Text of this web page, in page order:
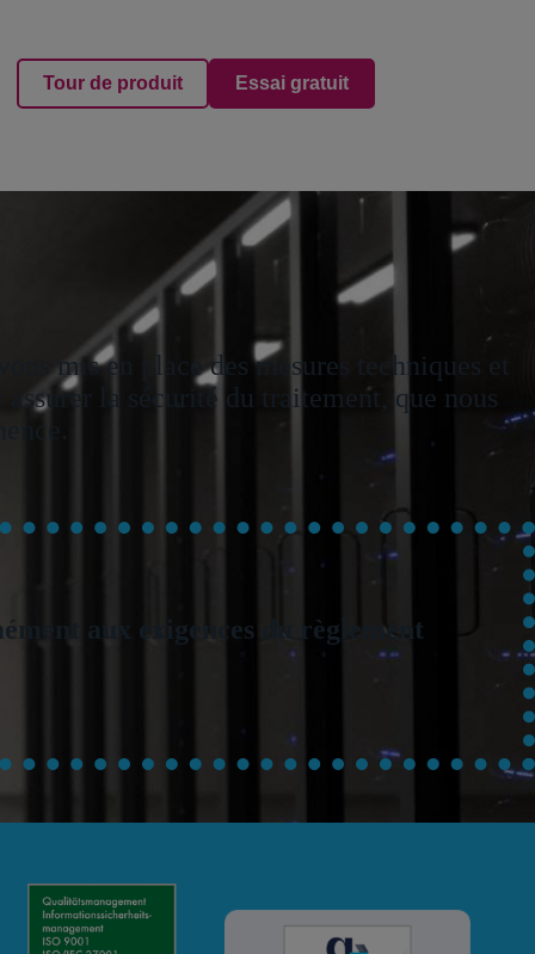
Tour de produit Essai gratuit
mis en place des mesures techniques et
la sécurité du traitement, que nous
aux exigences du règlement